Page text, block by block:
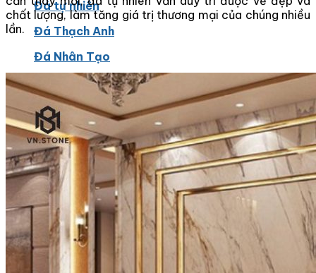
Đá tự nhiên
Đá Thạch Anh
Đá Nhân Tạo
Đá Lát Nền
Đá Cầu Thang
Đá Cầu Thang
Đá Bàn Bếp
Đá Bàn Bếp
Đá Lát Nền
Đá Bàn Bếp Cao Cấp
Đá Ốp
Đá Ốp Bếp
Đá Ốp Mặt Tiền
chất lượng, làm tăng giá trị thương mại của chúng nhiều
lần.